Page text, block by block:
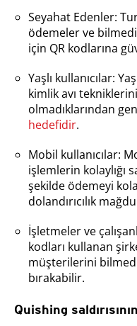
Seyahat Edenler:
ödemeler ve
için QR kodlarına
Yaşlı kullanıcılar:
kimlik avı
olmadıklarından
hedefidir.
Mobil kullanıcılar:
işlemlerin kolaylığı
şekilde ödemeyi
dolandırıcılık
İşletmeler ve
kodları kullanan
müşterilerini
bırakabilir.
Quishing